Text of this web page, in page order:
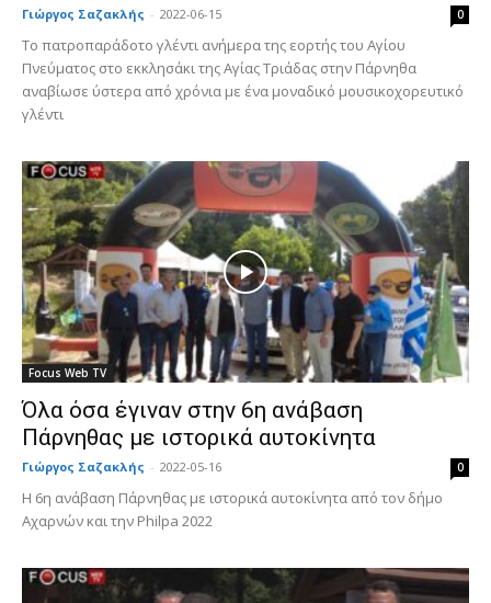
Γιώργος Σαζακλής - 2022-06-15 0
Το πατροπαράδοτο γλέντι ανήμερα της εορτής του Αγίου
Πνεύματος στο εκκλησάκι της Αγίας Τριάδας στην Πάρνηθα
αναβίωσε ύστερα από χρόνια με ένα μοναδικό μουσικοχορευτικό
γλέντι
Focus Web TV
Όλα όσα έγιναν στην 6η ανάβαση
Πάρνηθας με ιστορικά αυτοκίνητα
Γιώργος Σαζακλής - 2022-05-16 0
Η 6η ανάβαση Πάρνηθας με ιστορικά αυτοκίνητα από τον δήμο
Αχαρνών και την Philpa 2022